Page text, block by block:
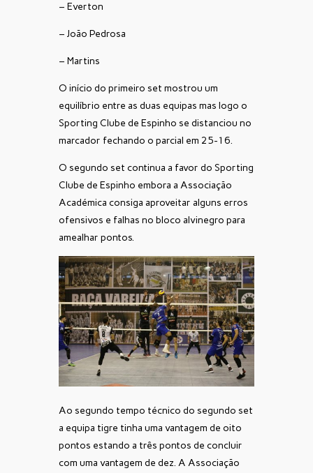
– Everton
– João Pedrosa
– Martins
O início do primeiro set mostrou um
equilíbrio entre as duas equipas mas logo o
Sporting Clube de Espinho se distanciou no
marcador fechando o parcial em 25-16.
O segundo set continua a favor do Sporting
Clube de Espinho embora a Associação
Académica consiga aproveitar alguns erros
ofensivos e falhas no bloco alvinegro para
amealhar pontos.
Ao segundo tempo técnico do segundo set
a equipa tigre tinha uma vantagem de oito
pontos estando a três pontos de concluir
com uma vantagem de dez. A Associação